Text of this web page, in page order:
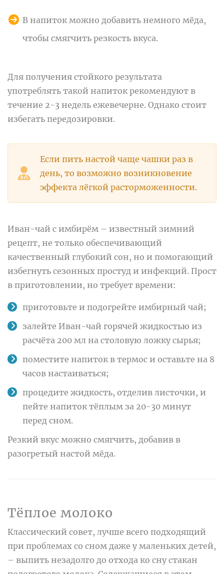
В напиток можно добавить немного мёда,
чтобы смягчить резкость вкуса.
Для получения стойкого результата
употреблять такой напиток рекомендуют в
течение 2-3 недель ежевечерне. Однако стоит
избегать передозировки.
Если пить настой чаще чашки раз в
день, то возможно возникновение
эффекта лёгкой расторможенности.
Иван-чай с имбирём – известный зимний
рецепт, не только обеспечивающий
качественный глубокий сон, но и помогающий
избегнуть сезонных простуд и инфекций. Прост
в приготовлении, но требует времени:
приготовьте и подогрейте имбирный чай;
залейте Иван-чай горячей жидкостью из
расчёта 200 мл на столовую ложку сырья;
поместите напиток в термос и оставьте на 8
часов настаиваться;
процедите жидкость, отделив листочки, и
пейте напиток тёплым за 20-30 минут
перед сном.
Резкий вкус можно смягчить, добавив в
разогретый настой мёда.
Тёплое молоко
Классический совет, лучше всего подходящий
при проблемах со сном даже у маленьких детей,
– выпить незадолго до отхода ко сну стакан